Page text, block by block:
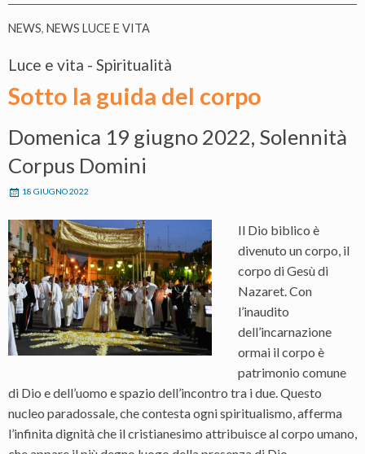
NEWS, NEWS LUCE E VITA
Luce e vita - Spiritualità
Sotto la guida del corpo
Domenica 19 giugno 2022, Solennità
Corpus Domini
18 GIUGNO 2022
Il Dio biblico è
divenuto un corpo, il
corpo di Gesù di
Nazaret. Con
l’inaudito
dell’incarnazione
ormai il corpo è
patrimonio comune
di Dio e dell’uomo e spazio dell’incontro tra i due. Questo
nucleo paradossale, che contesta ogni spiritualismo, afferma
l’infinita dignità che il cristianesimo attribuisce al corpo umano,